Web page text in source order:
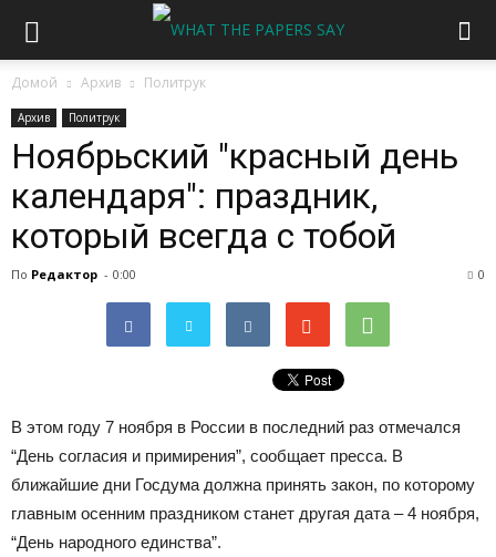
Домой Архив Политрук
Архив Политрук
Ноябрьский "красный день
календаря": праздник,
который всегда с тобой
По Редактор - 0:00 0
В этом году 7 ноября в России в последний раз отмечался
“День согласия и примирения”, сообщает пресса. В
ближайшие дни Госдума должна принять закон, по которому
главным осенним праздником станет другая дата – 4 ноября,
“День народного единства”.